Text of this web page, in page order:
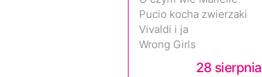
Pucio kocha zwierzaki
Vivaldi i ja
Wrong Girls
28 sierpnia